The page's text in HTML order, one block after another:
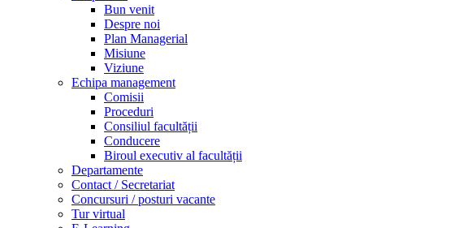
Bun venit
Despre noi
Plan Managerial
Misiune
Viziune
Echipa management
Comisii
Proceduri
Consiliul facultății
Conducere
Biroul executiv al facultății
Departamente
Contact / Secretariat
Concursuri / posturi vacante
Tur virtual